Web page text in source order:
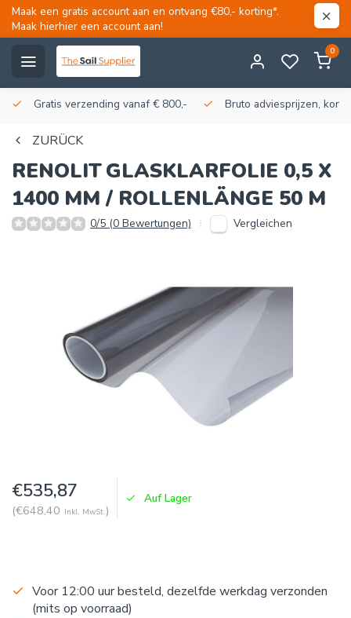
Maak een gratis account aan en ontvang €80,- korting*.
Maak hierhier een account aan!
0
Gratis verzending vanaf € 800,- Bruto adviesprijzen,
ZURÜCK
RENOLITGLASKLARFOLIE 0,5 X
1400 MM / ROLLENLÄNGE 50 M
0/5 (0 Bewertungen) Vergleichen
€535,87
(€648,40 Inkl. MwSt.)
Auf Lager
Voor 12:00 uur besteld, dezelfde werkdag verzonden
(mits op voorraad)